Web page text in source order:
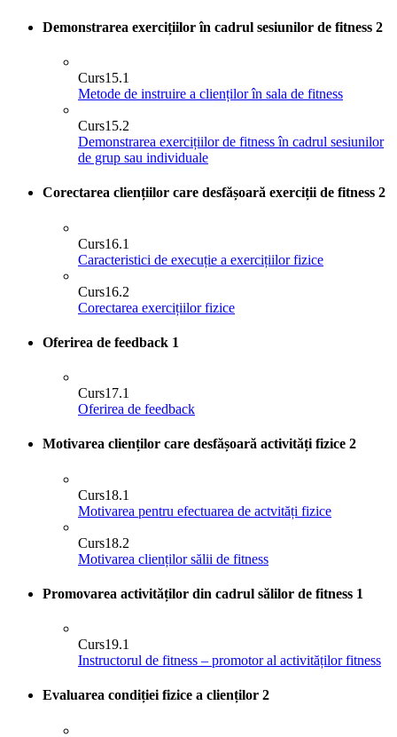
Demonstrarea exercițiilor în cadrul sesiunilor de fitness 2
Curs15.1
Metode de instruire a clienților în sala de fitness
Curs15.2
Demonstrarea exercițiilor de fitness în cadrul sesiunilor
de grup sau individuale
Corectarea cliențiilor care desfășoară exerciții de fitness 2
Curs16.1
Caracteristici de execuție a exercițiilor fizice
Curs16.2
Corectarea exercițiilor fizice
Oferirea de feedback 1
Curs17.1
Oferirea de feedback
Motivarea clienților care desfășoară activități fizice 2
Curs18.1
Motivarea pentru efectuarea de actvități fizice
Curs18.2
Motivarea clienților sălii de fitness
Promovarea activităților din cadrul sălilor de fitness 1
Curs19.1
Instructorul de fitness – promotor al activităților fitness
Evaluarea condiției fizice a clienților 2